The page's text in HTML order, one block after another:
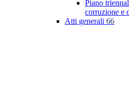
Piano
corruzione e
Atti generali 66